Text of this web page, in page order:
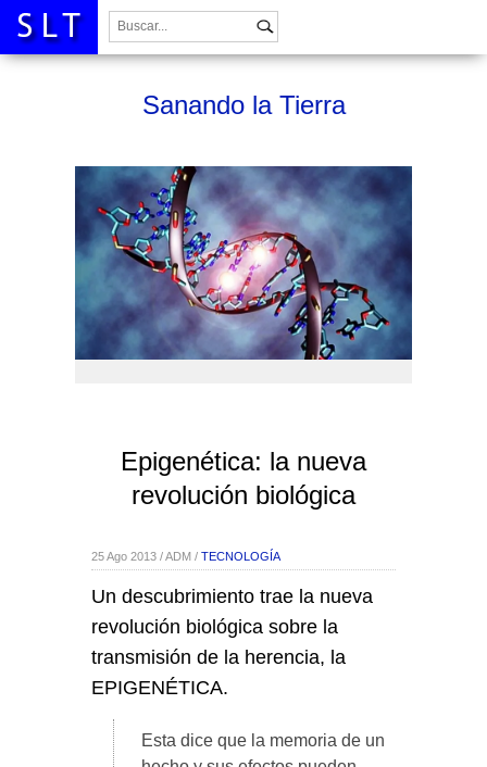
Buscar:
Sanando la Tierra
Epigenética: la nueva
revolución biológica
25 Ago 2013 / ADM / TECNOLOGÍA
Un descubrimiento trae la nueva
revolución biológica sobre la
transmisión de la herencia, la
EPIGENÉTICA.
Esta dice que la memoria de un